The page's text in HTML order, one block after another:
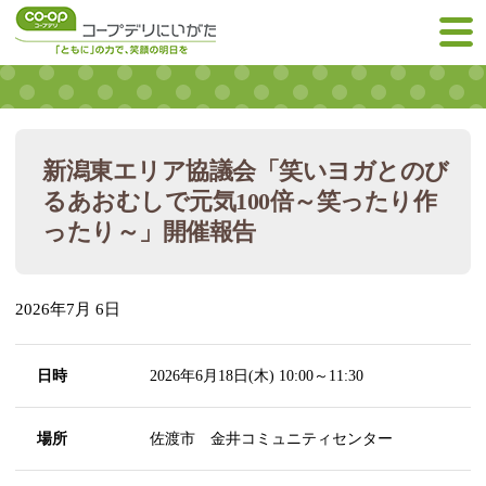
新潟東エリア協議会「笑いヨガとのび
るあおむしで元気100倍～笑ったり作
ったり～」開催報告
2026年7月 6日
日時 2026年6月18日(木) 10:00～11:30
場所 佐渡市 金井コミュニティセンター